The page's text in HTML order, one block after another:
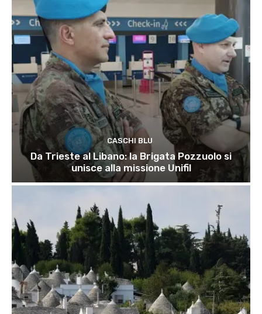
CASCHI BLU
Da Trieste al Libano: la Brigata Pozzuolo si
unisce alla missione Unifil